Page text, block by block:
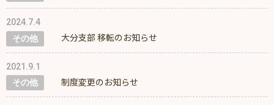
2024.7.4
その他 大分支部 移転のお知らせ
2021.9.1
その他 制度変更のお知らせ